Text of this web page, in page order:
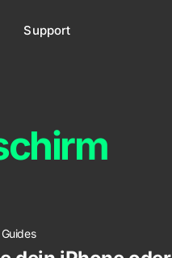
Support
Guides